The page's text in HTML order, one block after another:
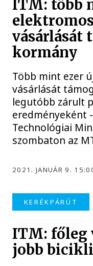
ITM: több
vásárlását
kormány
Több mint ezer
vásárlását
legutóbb zárult
eredményeként
Technológiai
szombaton az
2021. JANUÁR 9.
KERÉKPÁRÚT
ITM: főleg
jobb